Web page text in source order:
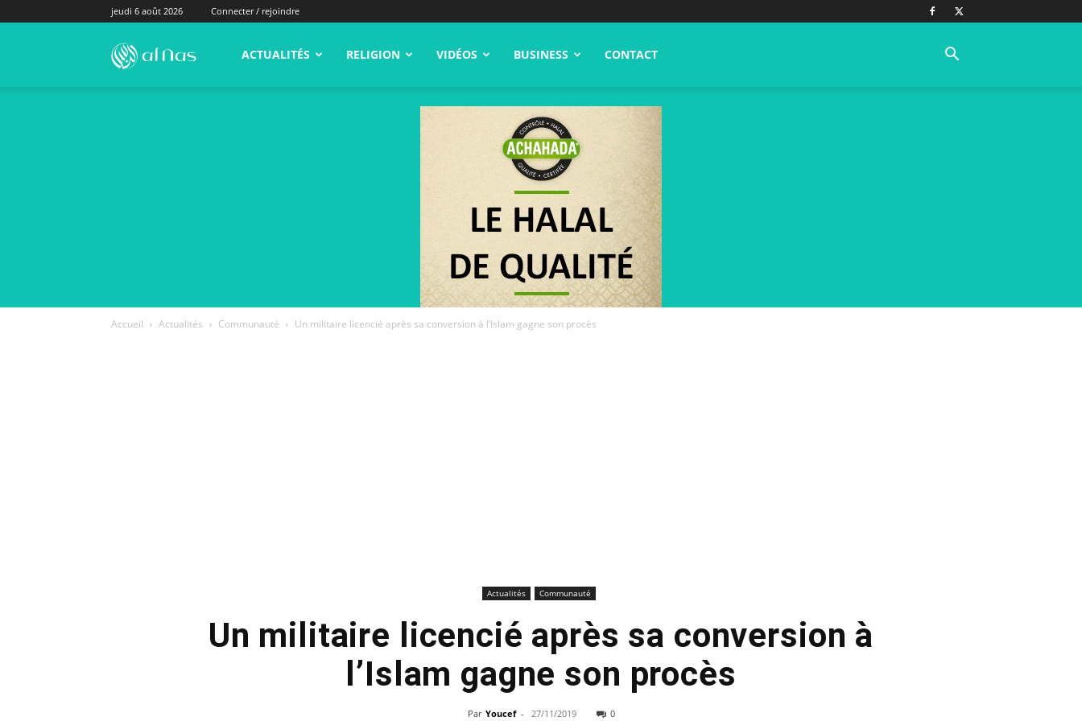
jeudi 6 août 2026 Connecter / rejoindre
alNas.fr ACTUALITÉS RELIGION VIDÉOS BUSINESS CONTACT
Accueil Actualités Communauté Un militaire licencié après sa conversion à l’Islam gagne son procès
Actualités Communauté
Un militaire licencié après sa conversion à
l’Islam gagne son procès
Par Youcef - 27/11/2019 0